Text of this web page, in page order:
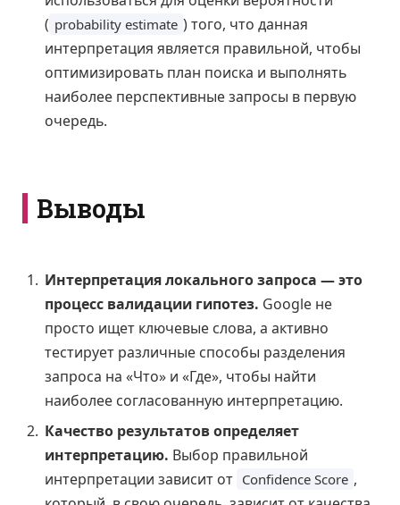
( probability estimate ) того, что данная
интерпретация является правильной, чтобы
оптимизировать план поиска и выполнять
наиболее перспективные запросы в первую
очередь.
Выводы
Интерпретация локального запроса — это
процесс валидации гипотез. Google не
просто ищет ключевые слова, а активно
тестирует различные способы разделения
запроса на «Что» и «Где», чтобы найти
наиболее согласованную интерпретацию.
Качество результатов определяет
интерпретацию. Выбор правильной
интерпретации зависит от Confidence Score ,